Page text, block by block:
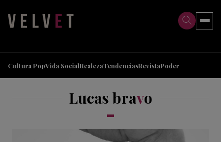
Cultura PopVida SocialRealezaTendenciasRevistaPoder
Lucas bravo